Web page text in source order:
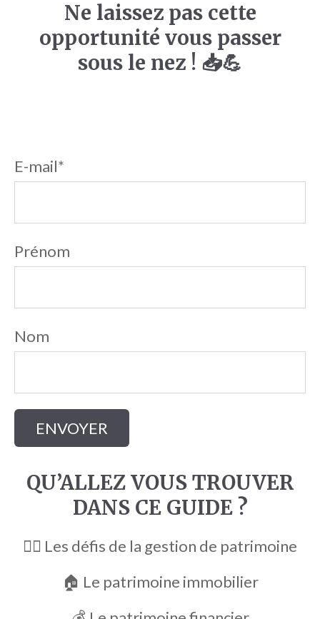
Ne laissez pas cette
opportunité vous passer
sous le nez ! 📥💪
E-mail*
Prénom
Nom
QU’ALLEZ VOUS TROUVER
DANS CE GUIDE ?
🏋️‍♂️ Les défis de la gestion de patrimoine
🏠 Le patrimoine immobilier